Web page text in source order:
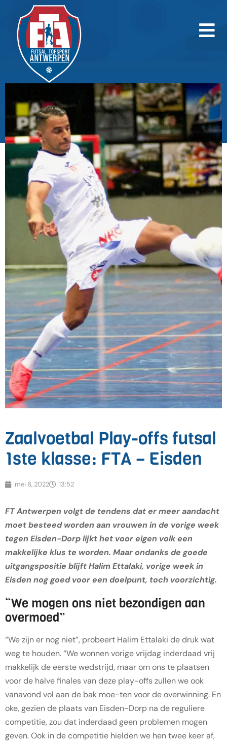
Zaalvoetbal Play-offs futsal
1ste klasse: FTA – Eisden
mei 6, 2022 13:52
FT Antwerpen volgt de tendens dat er meer aandacht
moet besteed worden aan vrouwen in de vorige week
tegen Eisden-Dorp lijkt het voor eigen volk een
makkelijke klus te worden. Maar ondanks de goede
uitgangspositie blijft Halim Ettalaki, vorige week in
Eisden nog goed voor een doelpunt, toch voorzichtig.
“We mogen ons niet bezondigen aan
overmoed”
“We zijn er nog niet”, probeert Halim Ettalaki de druk wat
weg te houden. “We wonnen vorige vrijdag inderdaad vrij
makkelijk de eerste wedstrijd, maar om ons te plaatsen
voor de halve finales van deze play-offs zullen we ook
vanavond vol aan de bak moe-ten voor de overwinning. En
oke, gezien de plaats van Eisden-Dorp na de reguliere
competitie, zou dat inderdaad geen problemen mogen
geven. Ook in de competitie hielden we hen twee keer af,